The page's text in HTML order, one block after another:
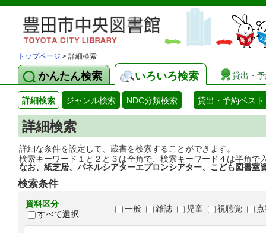
トップページ > 詳細検索
かんたん検索 いろいろ検索 貸出・
詳細検索 ジャンル検索 NDC分類検索 貸出・予約ベスト
詳細検索
詳細な条件を設定して、蔵書を検索することができます。
検索キーワード１と２と３は全角で、検索キーワード４は半角で
なお、紙芝居、パネルシアターエプロンシアター、こども図書室
検索条件
資料区分
すべて選択
一般 雑誌 児童 視聴覚